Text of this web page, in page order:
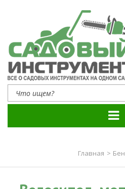
Садовый
Все о садовых инструментах
Главная >